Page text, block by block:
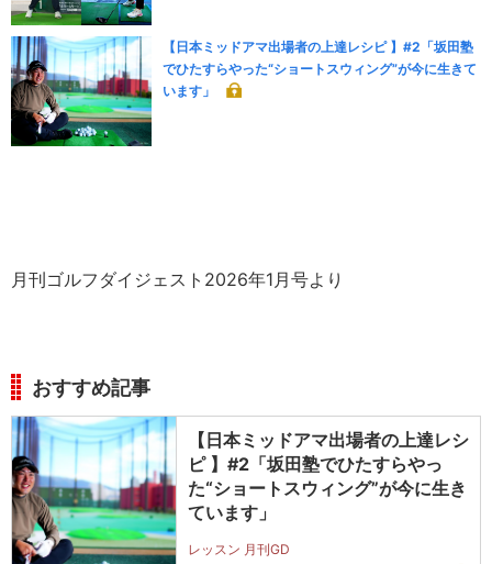
【日本ミッドアマ出場者の上達レシピ 】#2「坂田塾
でひたすらやった“ショートスウィング”が今に生きて
います」
月刊ゴルフダイジェスト2026年1月号より
おすすめ記事
【日本ミッドアマ出場者の上達レシ
ピ 】#2「坂田塾でひたすらやっ
た“ショートスウィング”が今に生き
ています」
レッスン 月刊GD